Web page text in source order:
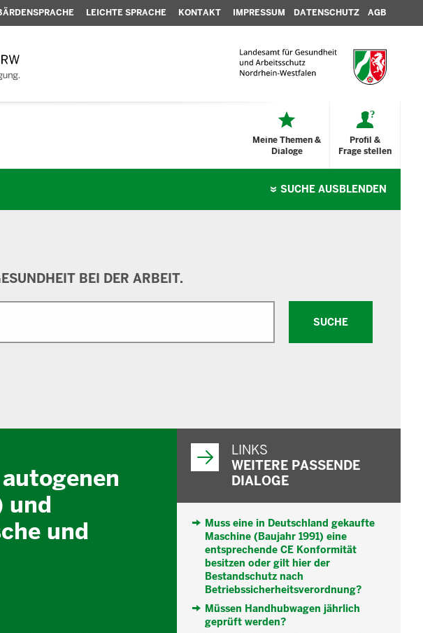
LEICHTE SPRACHE KONTAKT IMPRESSUM DATENSCHUTZ AGB
Profil &
Frage stellen
Meine Themen &
Dialoge
SUCHE AUSBLENDEN
BEI DER ARBEIT.
SUCHE
und
und
LINKS
WEITERE PASSENDE
DIALOGE
Muss eine in Deutschland gekaufte
Maschine (Baujahr 1991) eine
entsprechende CE Konformität
besitzen oder gilt hier der
Bestandschutz nach
Betriebssicherheitsverordnung?
Müssen Handhubwagen jährlich
geprüft werden?